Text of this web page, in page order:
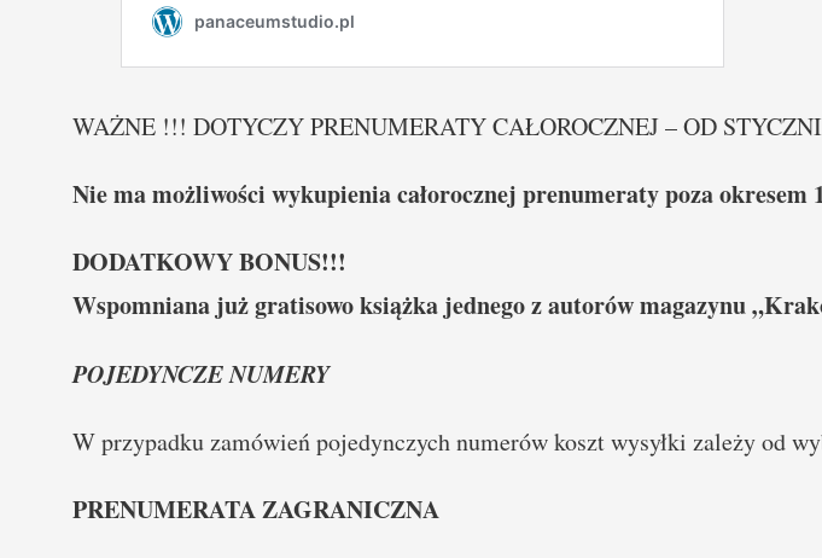
WAŻNE !!! DOTYCZY PRENUMERATY CAŁOROCZNEJ – OD
Nie ma możliwości wykupienia całorocznej prenumeraty poza okresem
DODATKOWY BONUS!!!
Wspomniana już gratisowo książka jednego z autorów magazynu
POJEDYNCZE NUMERY
W przypadku zamówień pojedynczych numerów koszt wysyłki zależy od
PRENUMERATA ZAGRANICZNA